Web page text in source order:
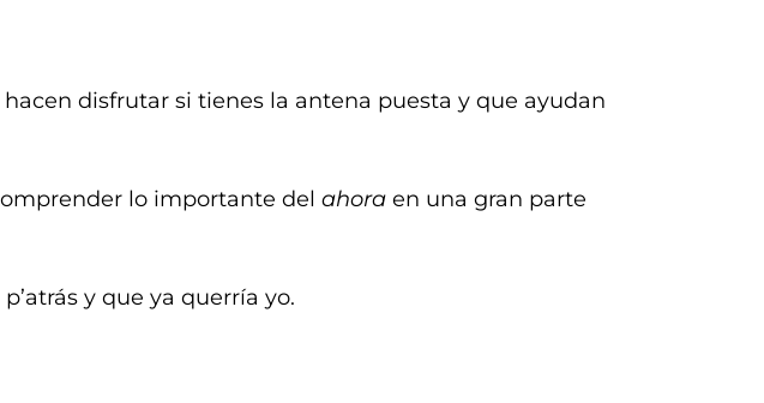
disfrutar si tienes la antena puesta y que ayudan
lo importante del ahora en una gran parte
y que ya querría yo.